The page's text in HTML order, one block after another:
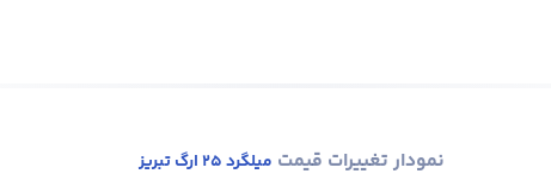
نمودار تغییرات قیمت میلگرد 25 ارگ تبریز